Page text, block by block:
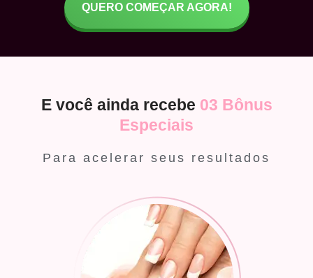
QUERO COMEÇAR AGORA!
E você ainda recebe 03 Bônus
Especiais
Para acelerar seus resultados